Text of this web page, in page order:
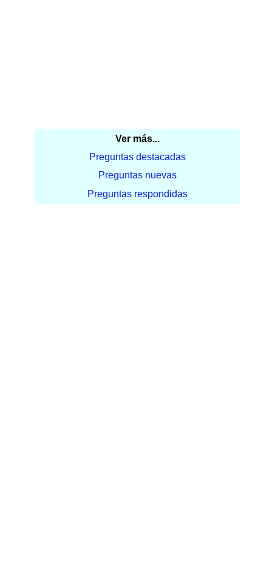
Ver más...
Preguntas destacadas
Preguntas nuevas
Preguntas respondidas